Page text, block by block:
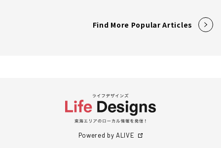
Find More Popular Articles
Powered by ALIVE